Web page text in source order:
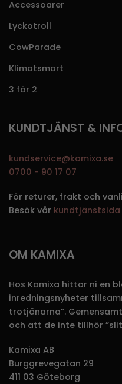
Accessoarer
Lyckotroll
CowParade
Klimatsmart
3 för 2
KUNDTJÄNST &
kundservice@kamixa.se
0700 - 90 17 07
För returer, frakt och
Besök vår kundtjänstsida
OM KAMIXA
Hos Kamixa hittar ni en
inredningsnyheter
trotjänarna”.
och att de inte tillhör
Kamixa AB
Burggrevegatan 29
411 03 Göteborg